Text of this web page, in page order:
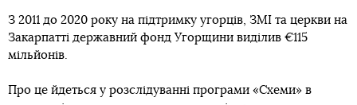
З 2011 до 2020 року на підтримку угорців, ЗМІ та церкви на
Закарпатті державний фонд Угорщини виділив €115
мільйонів.
Про це йдеться у розслідуванні програми «Схеми» в